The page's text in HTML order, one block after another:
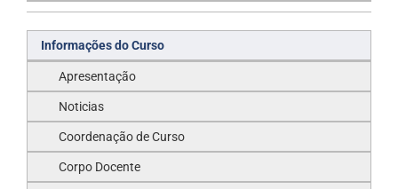
Informações do Curso
Apresentação
Noticias
Coordenação de Curso
Corpo Docente